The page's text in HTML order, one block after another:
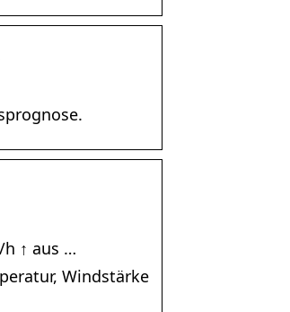
h ↑ aus …
Windstärke